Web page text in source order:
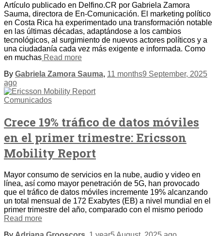
Artículo publicado en Delfino.CR por Gabriela Zamora
Sauma, directora de En-Comunicación. El marketing político
en Costa Rica ha experimentado una transformación notable
en las últimas décadas, adaptándose a los cambios
tecnológicos, al surgimiento de nuevos actores políticos y a
una ciudadanía cada vez más exigente e informada. Como
en muchas Read more
By Gabriela Zamora Sauma, 11 months9 September, 2025
ago
Comunicados
Crece 19% tráfico de datos móviles
en el primer trimestre: Ericsson
Mobility Report
Mayor consumo de servicios en la nube, audio y video en
línea, así como mayor penetración de 5G, han provocado
que el tráfico de datos móviles incremente 19% alcanzando
un total mensual de 172 Exabytes (EB) a nivel mundial en el
primer trimestre del año, comparado con el mismo periodo
Read more